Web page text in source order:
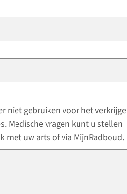
niet gebruiken voor het
Medische vragen kunt u stellen
met uw arts of via MijnRadboud.